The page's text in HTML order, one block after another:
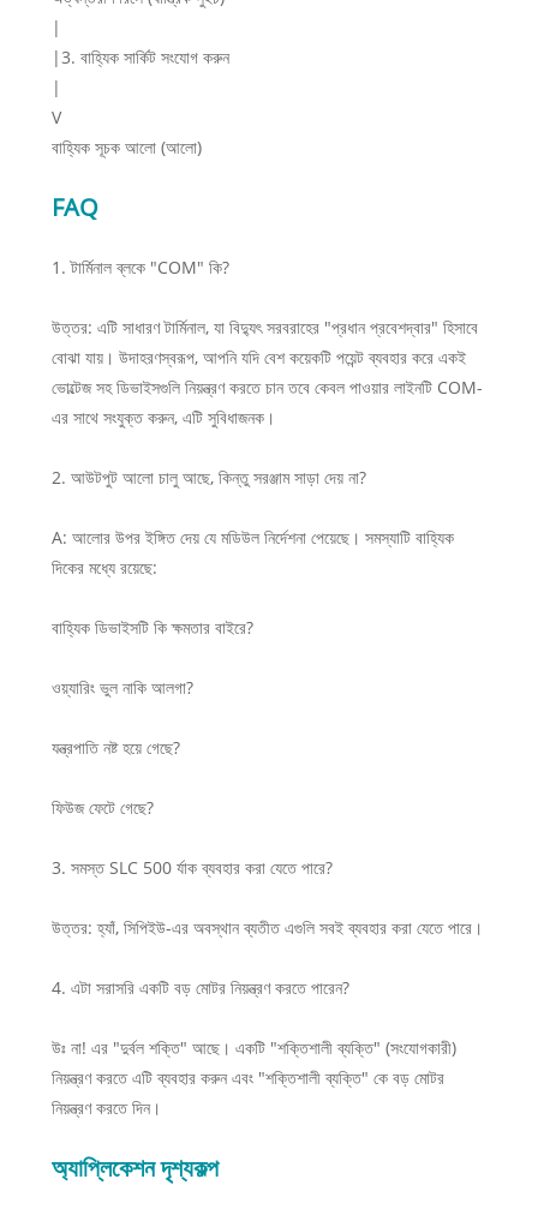
|
|3. বাহ্যিক সার্কিট সংযোগ করুন
|
V
বাহ্যিক সূচক আলো (আলো)
FAQ
1. টার্মিনাল ব্লকে "COM" কি?
উত্তর: এটি সাধারণ টার্মিনাল, যা বিদ্যুৎ সরবরাহের "প্রধান প্রবেশদ্বার" হিসাবে
বোঝা যায়। উদাহরণস্বরূপ, আপনি যদি বেশ কয়েকটি পয়েন্ট ব্যবহার করে একই
ভোল্টেজ সহ ডিভাইসগুলি নিয়ন্ত্রণ করতে চান তবে কেবল পাওয়ার লাইনটি COM-
এর সাথে সংযুক্ত করুন, এটি সুবিধাজনক।
2. আউটপুট আলো চালু আছে, কিন্তু সরঞ্জাম সাড়া দেয় না?
A: আলোর উপর ইঙ্গিত দেয় যে মডিউল নির্দেশনা পেয়েছে। সমস্যাটি বাহ্যিক
দিকের মধ্যে রয়েছে:
বাহ্যিক ডিভাইসটি কি ক্ষমতার বাইরে?
ওয়্যারিং ভুল নাকি আলগা?
যন্ত্রপাতি নষ্ট হয়ে গেছে?
ফিউজ ফেটে গেছে?
3. সমস্ত SLC 500 র্যাক ব্যবহার করা যেতে পারে?
উত্তর: হ্যাঁ, সিপিইউ-এর অবস্থান ব্যতীত এগুলি সবই ব্যবহার করা যেতে পারে।
4. এটা সরাসরি একটি বড় মোটর নিয়ন্ত্রণ করতে পারেন?
উঃ না! এর "দুর্বল শক্তি" আছে। একটি "শক্তিশালী ব্যক্তি" (সংযোগকারী)
নিয়ন্ত্রণ করতে এটি ব্যবহার করুন এবং "শক্তিশালী ব্যক্তি" কে বড় মোটর
নিয়ন্ত্রণ করতে দিন।
অ্যাপ্লিকেশন দৃশ্যকল্প